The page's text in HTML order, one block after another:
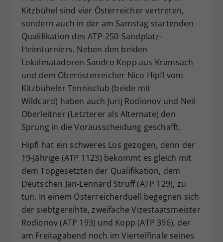
Kitzbühel sind vier Österreicher vertreten,
sondern auch in der am Samstag startenden
Qualifikation des ATP-250-Sandplatz-
Heimturniers. Neben den beiden
Lokalmatadoren Sandro Kopp aus Kramsach
und dem Oberösterreicher Nico Hipfl vom
Kitzbüheler Tennisclub (beide mit
Wildcard) haben auch Jurij Rodionov und Neil
Oberleitner (Letzterer als Alternate) den
Sprung in die Vorausscheidung geschafft.
Hipfl hat ein schweres Los gezogen, denn der
19-Jährige (ATP 1123) bekommt es gleich mit
dem Topgesetzten der Qualifikation, dem
Deutschen Jan-Lennard Struff (ATP 129), zu
tun. In einem Österreicherduell begegnen sich
der siebtgereihte, zweifache Vizestaatsmeister
Rodionov (ATP 193) und Kopp (ATP 396), der
am Freitagabend noch im Viertelfinale seines
Zweck
Dieser Wert speichert Ihre Consent-
Einstellungen. Unter anderem eine
zufällig generierte ID, für die
historische Speicherung Ihrer
Webseiten-Betreiber dies eingestellt
hat.